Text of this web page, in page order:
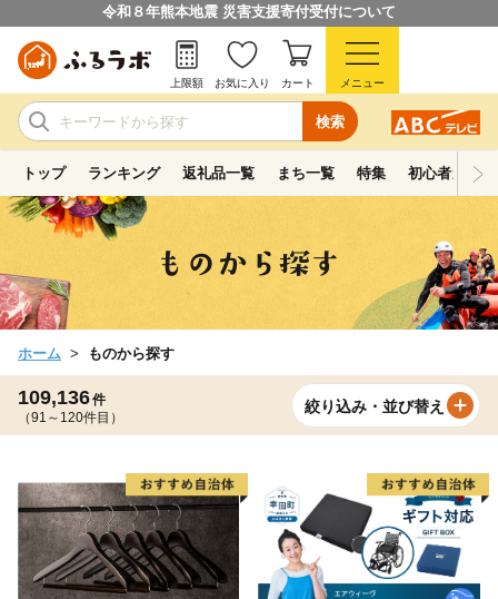
令和８年熊本地震 災害支援寄付受付について
検索
上限額 お気に入り カート メニュー
トップ ランキング 返礼品一覧 まち一覧 特集 初心者ガイド
ホーム ものから探す
109,136件
（91～120件目）
絞り込み・並び替え